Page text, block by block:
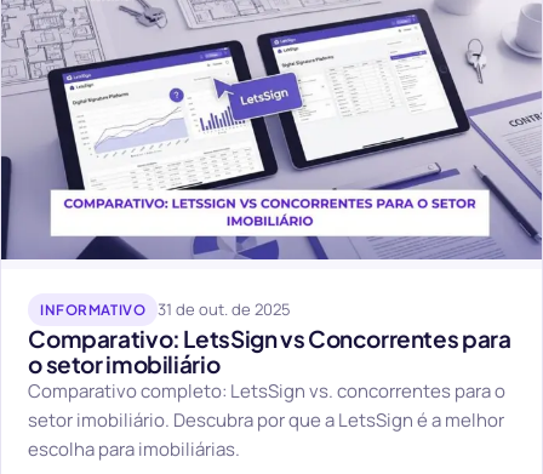
INFORMATIVO 31 de out. de 2025
Comparativo: LetsSign vs Concorrentes para
o setor imobiliário
Comparativo completo: LetsSign vs. concorrentes para o
setor imobiliário. Descubra por que a LetsSign é a melhor
escolha para imobiliárias.